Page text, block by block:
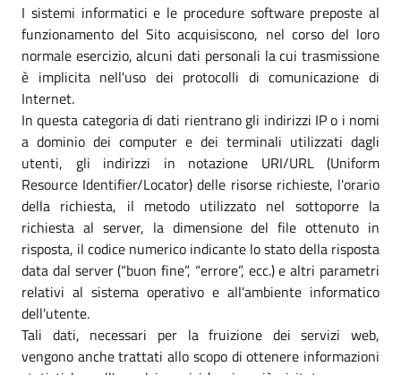
I sistemi informatici e le procedure software preposte al
funzionamento del Sito acquisiscono, nel corso del loro
normale esercizio, alcuni dati personali la cui trasmissione
è implicita nell'uso dei protocolli di comunicazione di
Internet.
In questa categoria di dati rientrano gli indirizzi IP o i nomi
a dominio dei computer e dei terminali utilizzati dagli
utenti, gli indirizzi in notazione URI/URL (Uniform
Resource Identifier/Locator) delle risorse richieste, l'orario
della richiesta, il metodo utilizzato nel sottoporre la
richiesta al server, la dimensione del file ottenuto in
risposta, il codice numerico indicante lo stato della risposta
data dal server (“buon fine”, “errore”, ecc.) e altri parametri
relativi al sistema operativo e all'ambiente informatico
dell'utente.
Tali dati, necessari per la fruizione dei servizi web,
vengono anche trattati allo scopo di ottenere informazioni